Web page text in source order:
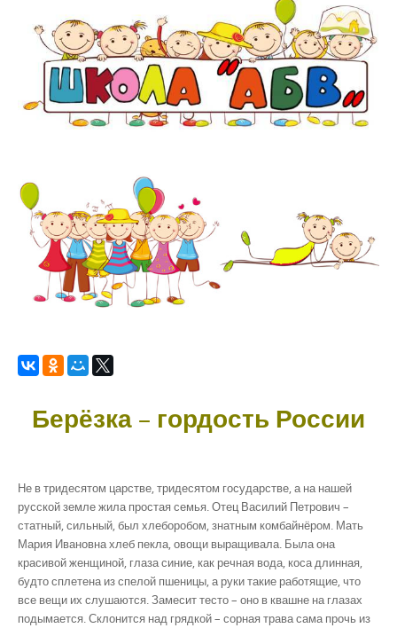
Берёзка – гордость России
Не в тридесятом царстве, тридесятом государстве, а на нашей
русской земле жила простая семья. Отец Василий Петрович –
статный, сильный, был хлеборобом, знатным комбайнёром. Мать
Мария Ивановна хлеб пекла, овощи выращивала. Была она
красивой женщиной, глаза синие, как речная вода, коса длинная,
будто сплетена из спелой пшеницы, а руки такие работящие, что
все вещи их слушаются. Замесит тесто – оно в квашне на глазах
подымается. Склонится над грядкой – сорная трава сама прочь из